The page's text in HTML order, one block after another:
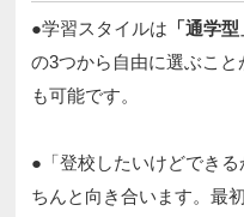
●学習スタイルは 「通学
の3つから自由に選ぶこ
も可能です。​​
●「登校したいけどでき
ちんと向き合います。最